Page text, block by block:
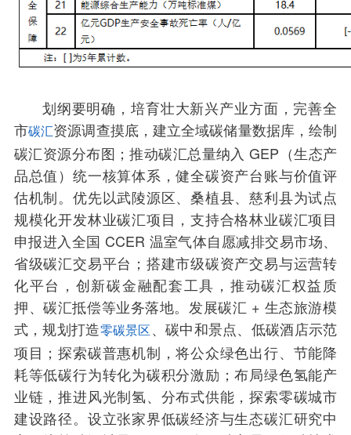
划纲要明确，培育壮大新兴产业方面，完善全
市碳汇资源调查摸底，建立全域碳储量数据库，绘制
碳汇资源分布图；推动碳汇总量纳入 GEP（生态产
品总值）统一核算体系，健全碳资产台账与价值评
估机制。优先以武陵源区、桑植县、慈利县为试点
规模化开发林业碳汇项目，支持合格林业碳汇项目
申报进入全国 CCER 温室气体自愿减排交易市场、
省级碳汇交易平台；搭建市级碳资产交易与运营转
化平台，创新碳金融配套工具，推动碳汇权益质
押、碳汇抵偿等业务落地。发展碳汇 + 生态旅游模
式，规划打造零碳景区、碳中和景点、低碳酒店示范
项目；探索碳普惠机制，将公众绿色出行、节能降
耗等低碳行为转化为碳积分激励；布局绿色氢能产
业链，推进风光制氢、分布式供能，探索零碳城市
建设路径。设立张家界低碳经济与生态碳汇研究中